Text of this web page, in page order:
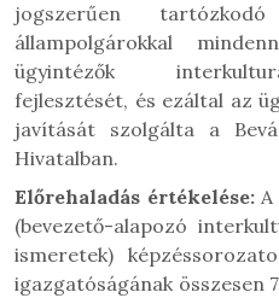
jogszerűen
állampolgárokkal
ügyintézők
fejlesztését, és ezáltal az
javítását szolgálta a
Hivatalban.
Előrehaladás értékelése:
(bevezető-alapozó
ismeretek)
igazgatóságának összesen